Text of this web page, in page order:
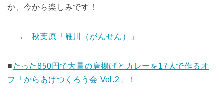
か、今から楽しみです！
→秋葉原「雁川（がんせん）」
■たった850円で大量の唐揚げとカレーを17人で作るオ
フ「からあげつくろう会 Vol.2」！